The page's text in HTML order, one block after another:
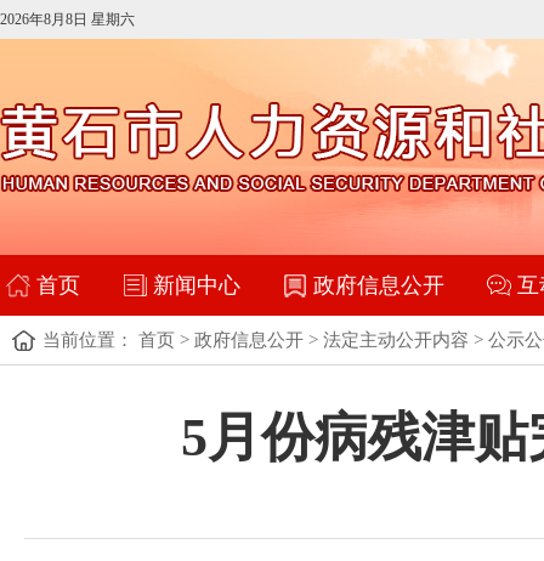
2026年8月8日 星期六
首页 新闻中心 政府信息公开 互
当前位置： 首页 > 政府信息公开 > 法定主动公开内容 > 公示
5月份病残津